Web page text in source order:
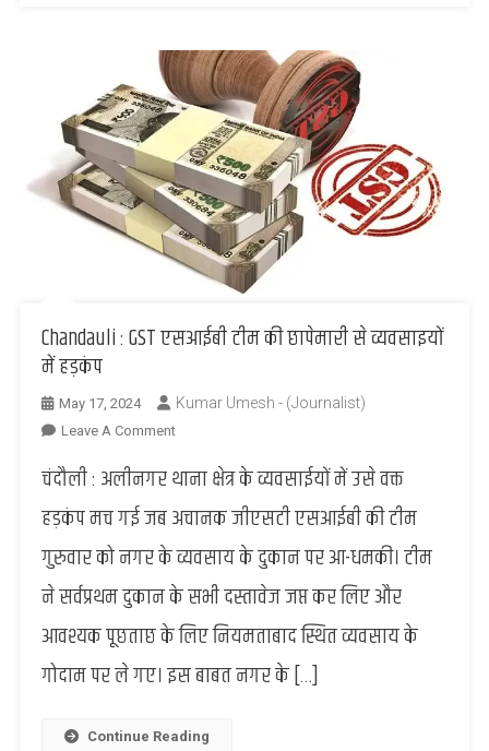
कौन?
Chandauli : GST एसआईबी टीम की छापेमारी से व्यवसाइयों
में हड़कंप
May 17, 2024 Kumar Umesh - (Journalist)
Leave A CommentOn
:
एसआईबी
टीम
की
छापेमारी
से
में
चंदौली : अलीनगर थाना क्षेत्र के व्यवसाईयों में उसे वक्त
हड़कंप मच गई जब अचानक जीएसटी एसआईबी की टीम
गुरुवार को नगर के व्यवसाय के दुकान पर आ-धमकी। टीम
ने सर्वप्रथम दुकान के सभी दस्तावेज जप्त कर लिए और
आवश्यक पूछताछ के लिए नियमताबाद स्थित व्यवसाय के
गोदाम पर ले गए। इस बाबत नगर के […]
Continue Reading